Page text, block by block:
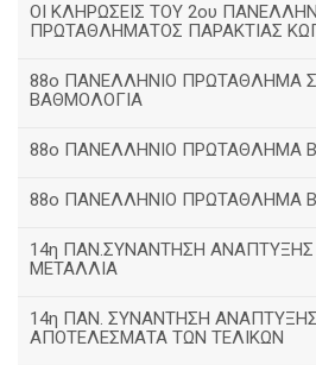
ΟΙ ΚΛΗΡΩΣΕΙΣ ΤΟΥ 2ου
ΠΡΩΤΑΘΛΗΜΑΤΟΣ ΠΑΡΑΚΤΙΑΣ
88ο ΠΑΝΕΛΛΗΝΙΟ ΠΡΩΤΑΘΛΗΜΑ
ΒΑΘΜΟΛΟΓΙΑ
88ο ΠΑΝΕΛΛΗΝΙΟ ΠΡΩΤΑΘΛΗΜΑ
88ο ΠΑΝΕΛΛΗΝΙΟ ΠΡΩΤΑΘΛΗΜΑ
14η ΠΑΝ.ΣΥΝΑΝΤΗΣΗ ΑΝΑΠΤΥΞΗΣ
ΜΕΤΑΛΛΙΑ
14η ΠΑΝ. ΣΥΝΑΝΤΗΣΗ
ΑΠΟΤΕΛΕΣΜΑΤΑ ΤΩΝ ΤΕΛΙΚΩΝ